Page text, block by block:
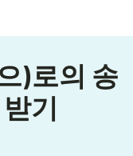
)로의 송
기